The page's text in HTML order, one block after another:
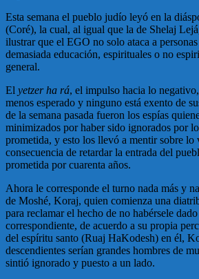
Esta semana el pueblo judío leyó en la
(Coré), la cual, al igual que la de Shelaj
ilustrar que el EGO no solo ataca a
demasiada educación, espirituales o no
general.
El yetzer ha rá, el impulso hacia lo
menos esperado y ninguno está exento de
de la semana pasada fueron los espías
minimizados por haber sido ignorados por
prometida, y esto los llevó a mentir sobre lo
consecuencia de retardar la entrada del
prometida por cuarenta años.
Ahora le corresponde el turno nada más y
de Moshé, Koraj, quien comienza una
para reclamar el hecho de no habérsele
correspondiente, de acuerdo a su propia
del espíritu santo (Ruaj HaKodesh) en él,
descendientes serían grandes hombres de
sintió ignorado y puesto a un lado.